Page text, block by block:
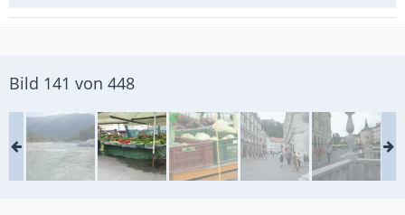
Bild 141 von 448